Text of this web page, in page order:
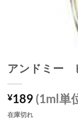
アンドミー
¥189 (1ml単
在庫切れ